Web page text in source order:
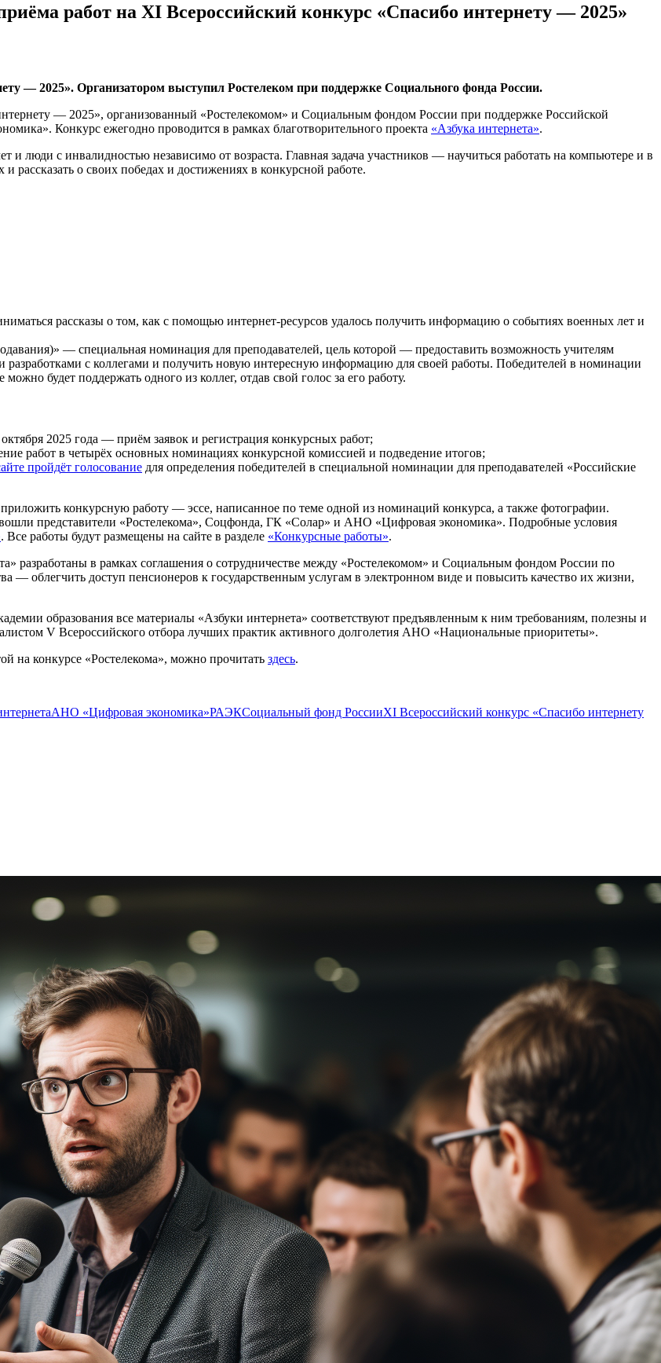
работ на ХI Всероссийский конкурс «Спасибо интернету — 2025»
— 2025». Организатором выступил Ростелеком при поддержке Социального фонда России.
— 2025», организованный «Ростелекомом» и Социальным фондом России при поддержке Российской
Конкурс ежегодно проводится в рамках благотворительного проекта «Азбука интернета».
и люди с инвалидностью независимо от возраста. Главная задача участников — научиться работать на компьютере и в
рассказать о своих победах и достижениях в конкурсной работе.
рассказы о том, как с помощью интернет-ресурсов удалось получить информацию о событиях военных лет и
— специальная номинация для преподавателей, цель которой — предоставить возможность учителям
разработками с коллегами и получить новую интересную информацию для своей работы. Победителей в номинации
будет поддержать одного из коллег, отдав свой голос за его работу.
2025 года — приём заявок и регистрация конкурсных работ;
работ в четырёх основных номинациях конкурсной комиссией и подведение итогов;
пройдёт голосование для определения победителей в специальной номинации для преподавателей «Российские
конкурсную работу — эссе, написанное по теме одной из номинаций конкурса, а также фотографии.
представители «Ростелекома», Соцфонда, ГК «Солар» и АНО «Цифровая экономика». Подробные условия
. Все работы будут размещены на сайте в разделе «Конкурсные работы».
разработаны в рамках соглашения о сотрудничестве между «Ростелекомом» и Социальным фондом России по
— облегчить доступ пенсионеров к государственным услугам в электронном виде и повысить качество их жизни,
образования все материалы «Азбуки интернета» соответствуют предъявленным к ним требованиям, полезны и
V Всероссийского отбора лучших практик активного долголетия АНО «Национальные приоритеты».
на конкурсе «Ростелекома», можно прочитать здесь.
АНО «Цифровая экономика»РАЭКСоциальный фонд РоссииХI Всероссийский конкурс «Спасибо интернету